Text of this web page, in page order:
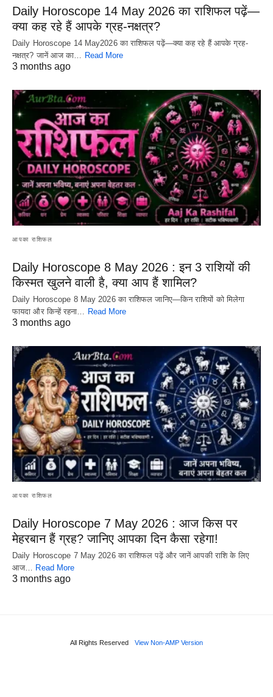
Daily Horoscope 14 May 2026 का राशिफल पढ़ें—
क्या कह रहे हैं आपके ग्रह-नक्षत्र?
Daily Horoscope 14 May2026 का राशिफल पढ़ें—क्या कह रहे हैं आपके ग्रह-
नक्षत्र? जानें आज का… Read More
3 months ago
आपका राशिफल
Daily Horoscope 8 May 2026 : इन 3 राशियों की
किस्मत खुलने वाली है, क्या आप हैं शामिल?
Daily Horoscope 8 May 2026 का राशिफल जानिए—किन राशियों को मिलेगा
फायदा और किन्हें रहना…
Read More
3 months ago
आपका राशिफल
Daily Horoscope 7 May 2026 : आज किस पर
मेहरबान हैं ग्रह? जानिए आपका दिन कैसा रहेगा!
Daily Horoscope 7 May 2026 का राशिफल पढ़ें और जानें आपकी राशि के लिए
आज… Read More
3 months ago
All Rights Reserved View Non-AMP Version